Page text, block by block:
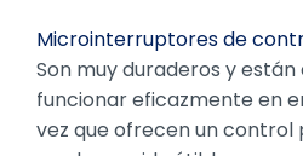
Microinterruptores de
Son muy duraderos y
funcionar eficazmente en
vez que ofrecen un control